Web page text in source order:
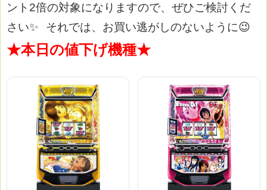
ント2倍の対象になりますので、ぜひご検討くだ
さい✨
それでは、お買い逃がしのないように😉
★本日の値下げ機種★